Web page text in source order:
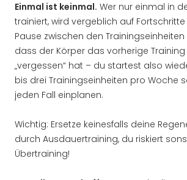
Einmal ist keinmal. Wer nur einmal in
trainiert, wird vergeblich auf Fortschritte
Pause zwischen den
dass der Körper das vorherige
„vergessen“ hat – du startest also
bis drei Trainingseinheiten pro Woche
jeden Fall einplanen.
Wichtig: Ersetze keinesfalls deine
durch Ausdauertraining, du riskiert
Übertraining!